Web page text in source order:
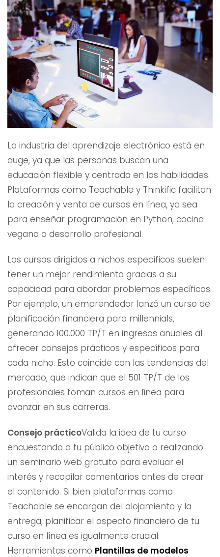
La industria del aprendizaje electrónico está en
auge, ya que las personas buscan una
educación flexible y centrada en las habilidades.
Plataformas como Teachable y Thinkific facilitan
la creación y venta de cursos en línea, ya sea
para enseñar programación en Python, cocina
vegana o desarrollo profesional.
Los cursos dirigidos a nichos específicos suelen
tener un mejor rendimiento gracias a su
capacidad para abordar problemas específicos.
Por ejemplo, un emprendedor lanzó un curso de
planificación financiera para millennials,
generando 100.000 TP/T en ingresos anuales al
ofrecer consejos prácticos y específicos para
cada nicho. Esto coincide con las tendencias del
mercado, que indican que el 501 TP/T de los
profesionales toman cursos en línea para
avanzar en sus carreras.
Consejo prácticoValida la idea de tu curso
encuestando a tu público objetivo o realizando
un seminario web gratuito para evaluar el
interés y recopilar comentarios antes de crear
el contenido. Si bien plataformas como
Teachable se encargan del alojamiento y la
entrega, planificar el aspecto financiero de tu
curso en línea es igualmente crucial.
Herramientas como Plantillas de modelos